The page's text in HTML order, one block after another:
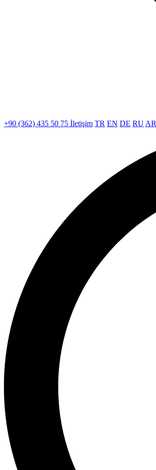
+90 (362) 435 50 75 İletişim TR EN DE RU AR